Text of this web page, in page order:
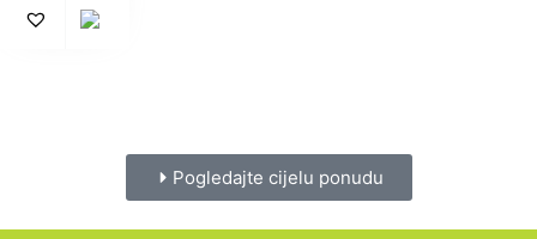
Pogledajte cijelu ponudu